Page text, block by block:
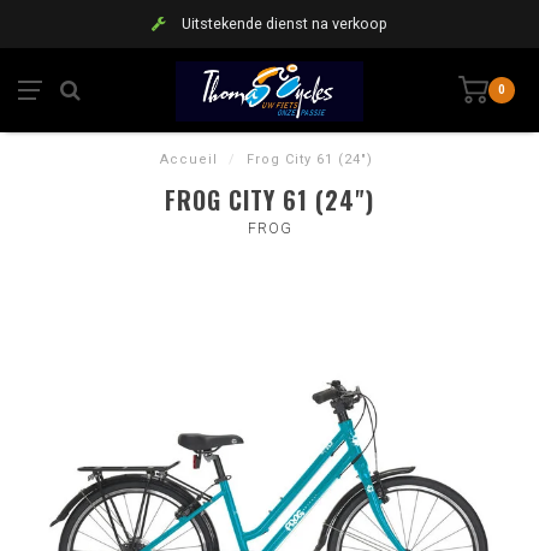
Uitstekende dienst na verkoop
0
Accueil / Frog City 61 (24")
FROG CITY 61 (24")
FROG